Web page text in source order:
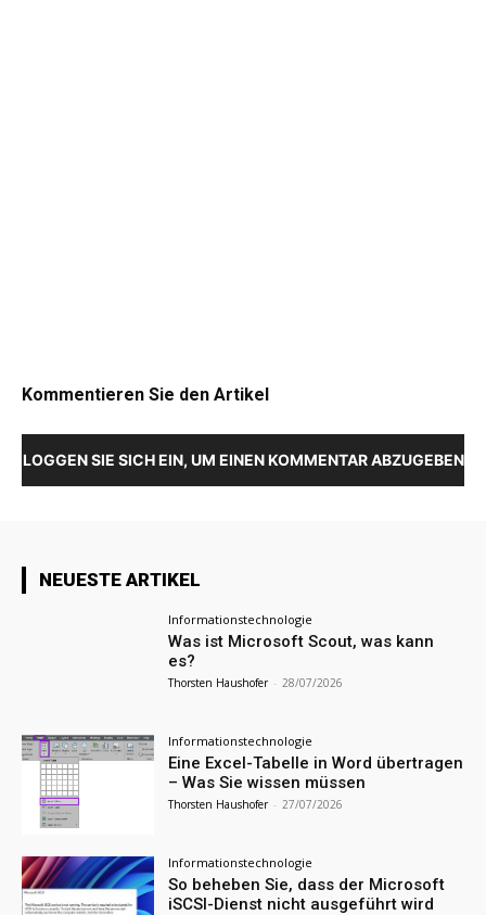
Kommentieren Sie den Artikel
LOGGEN SIE SICH EIN, UM EINEN KOMMENTAR ABZUGEBEN
NEUESTE ARTIKEL
Informationstechnologie
Was ist Microsoft Scout, was kann
es?
Thorsten Haushofer - 28/07/2026
Informationstechnologie
Eine Excel-Tabelle in Word übertragen
– Was Sie wissen müssen
Thorsten Haushofer - 27/07/2026
Informationstechnologie
So beheben Sie, dass der Microsoft
iSCSI-Dienst nicht ausgeführt wird